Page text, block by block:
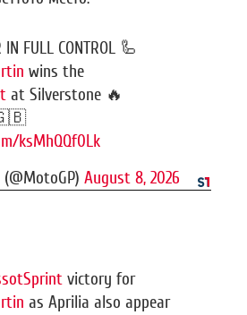
IN FULL CONTROL 🦾
wins the
at Silverstone 🔥
ksMhQQf0Lk
August 8, 2026
victory for
as Aprilia also appear